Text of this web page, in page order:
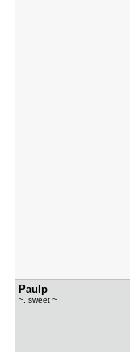
Paulp
~, sweet ~